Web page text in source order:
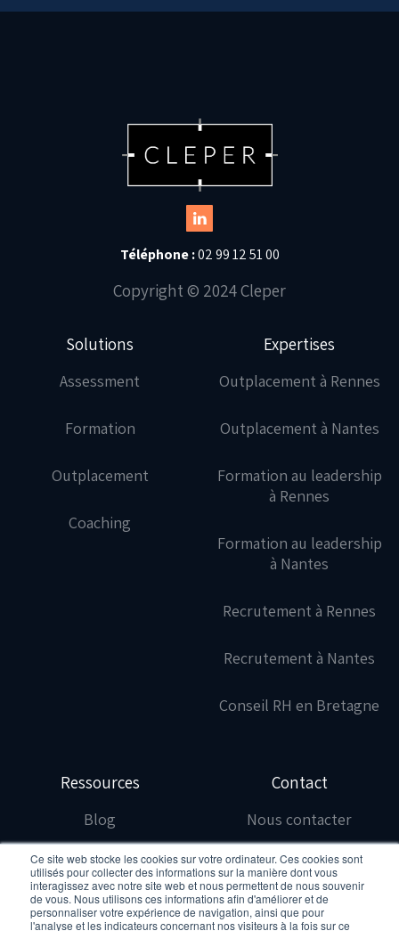
Ce site web stocke les cookies sur votre ordinateur. Ces cookies sont
utilisés pour collecter des informations sur la manière dont vous
interagissez avec notre site web et nous permettent de nous souvenir
de vous. Nous utilisons ces informations afin d'améliorer et de
personnaliser votre expérience de navigation, ainsi que pour
l'analyse et les indicateurs concernant nos visiteurs à la fois sur ce
Téléphone :02 99 12 51 00
Copyright © 2024 Cleper
Solutions
Assessment
Formation
Outplacement
Coaching
Expertises
Outplacement à Rennes
Outplacement à Nantes
Formation au leadership
à Rennes
Formation au leadership
à Nantes
Recrutement à Rennes
Recrutement à Nantes
Conseil RH en Bretagne
Ressources
Blog
Étude de cas
Politique de
Contact
Nous contacter
Nous rejoindre